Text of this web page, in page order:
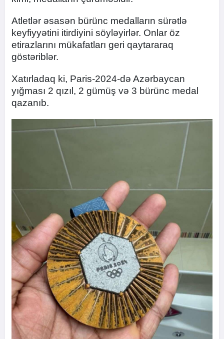
Atletlər əsasən bürünc medalların sürətlə
keyfiyyətini itirdiyini söyləyirlər. Onlar öz
etirazlarını mükafatları geri qaytararaq
göstəriblər.
Xatırladaq ki, Paris-2024-də Azərbaycan
yığması 2 qızıl, 2 gümüş və 3 bürünc medal
qazanıb.